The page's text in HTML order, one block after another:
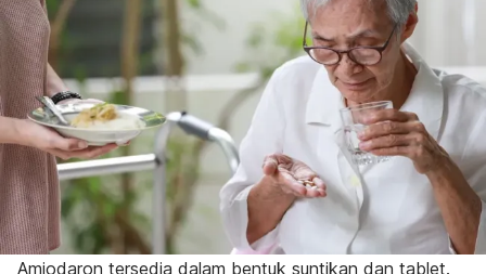
Amiodaron tersedia dalam bentuk suntikan dan tablet.